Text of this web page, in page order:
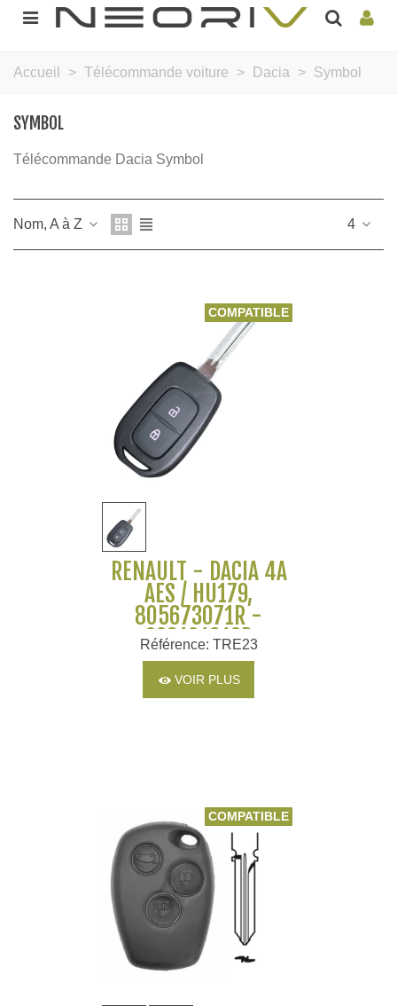
Accueil > Télécommande voiture > Dacia > Symbol
SYMBOL
Télécommande Dacia Symbol
Nom, A à Z 4
COMPATIBLE
RENAULT - DACIA 4A
AES / HU179,
805673071R -
998101619R
Référence: TRE23
VOIR PLUS
COMPATIBLE